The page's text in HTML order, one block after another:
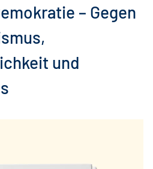
– Gegen
und